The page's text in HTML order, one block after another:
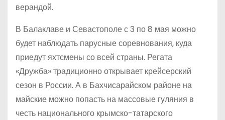
верандой.
В Балаклаве и Севастополе с 3 по 8 мая можно
будет наблюдать парусные соревнования, куда
приедут яхтсмены со всей страны. Регата
«Дружба» традиционно открывает крейсерский
сезон в России. А в Бахчисарайском районе на
майские можно попасть на массовые гуляния в
честь национального крымско-татарского